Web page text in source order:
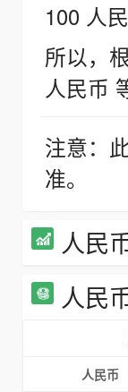
100 人
所以，
人民币
注意：
准。
人民
人民
人民币